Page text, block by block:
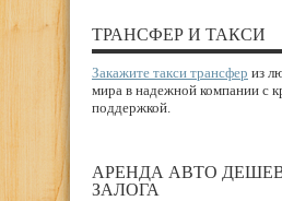
ТРАНСФЕР И ТАКСИ
Закажите такси трансфер из
мира в надежной компании с
поддержкой.
АРЕНДА АВТО
ЗАЛОГА